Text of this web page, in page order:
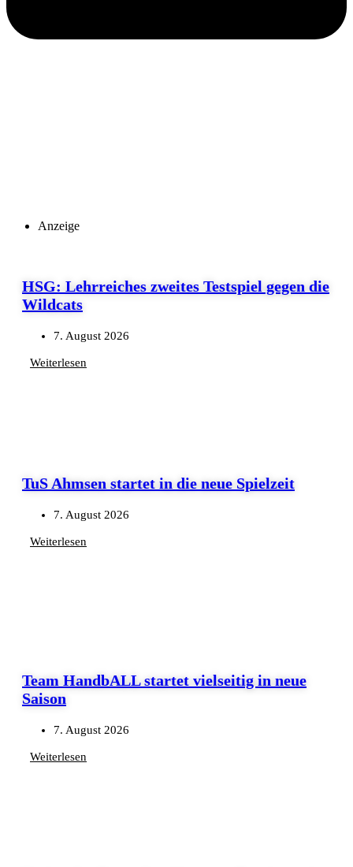
Anzeige
HSG: Lehrreiches zweites Testspiel gegen die
Wildcats
7. August 2026
Weiterlesen
TuS Ahmsen startet in die neue Spielzeit
7. August 2026
Weiterlesen
Team HandbALL startet vielseitig in neue
Saison
7. August 2026
Weiterlesen